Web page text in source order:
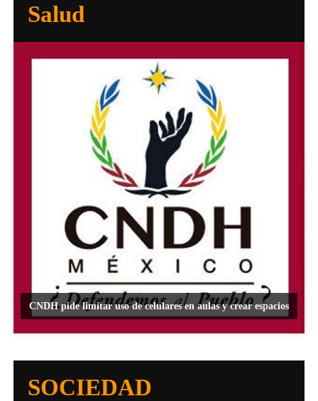
Salud
CNDH pide limitar uso de celulares en aulas y crear espacios
SOCIEDAD